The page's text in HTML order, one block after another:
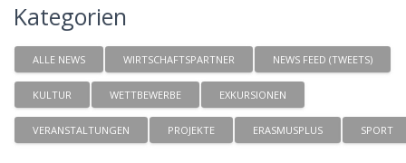
Kategorien
ALLE NEWS WIRTSCHAFTSPARTNER NEWS FEED (TWEETS)
KULTUR WETTBEWERBE EXKURSIONEN
VERANSTALTUNGEN PROJEKTE ERASMUSPLUS SPORT